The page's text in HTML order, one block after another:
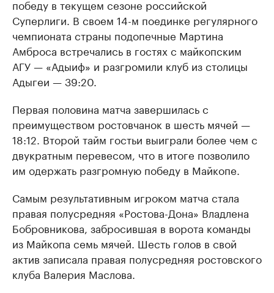
победу в текущем сезоне российской
Суперлиги. В своем 14-м поединке регулярного
чемпионата страны подопечные Мартина
Амброса встречались в гостях с майкопским
АГУ — «Адыиф» и разгромили клуб из столицы
Адыгеи — 39:20.
Первая половина матча завершилась с
преимуществом ростовчанок в шесть мячей —
18:12. Второй тайм гостьи выиграли более чем с
двукратным перевесом, что в итоге позволило
им одержать разгромную победу в Майкопе.
Самым результативным игроком матча стала
правая полусредняя «Ростова-Дона» Владлена
Бобровникова, забросившая в ворота команды
из Майкопа семь мячей. Шесть голов в свой
актив записала правая полусредняя ростовского
клуба Валерия Маслова.